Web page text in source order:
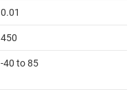
0.01
450
-40 to 85